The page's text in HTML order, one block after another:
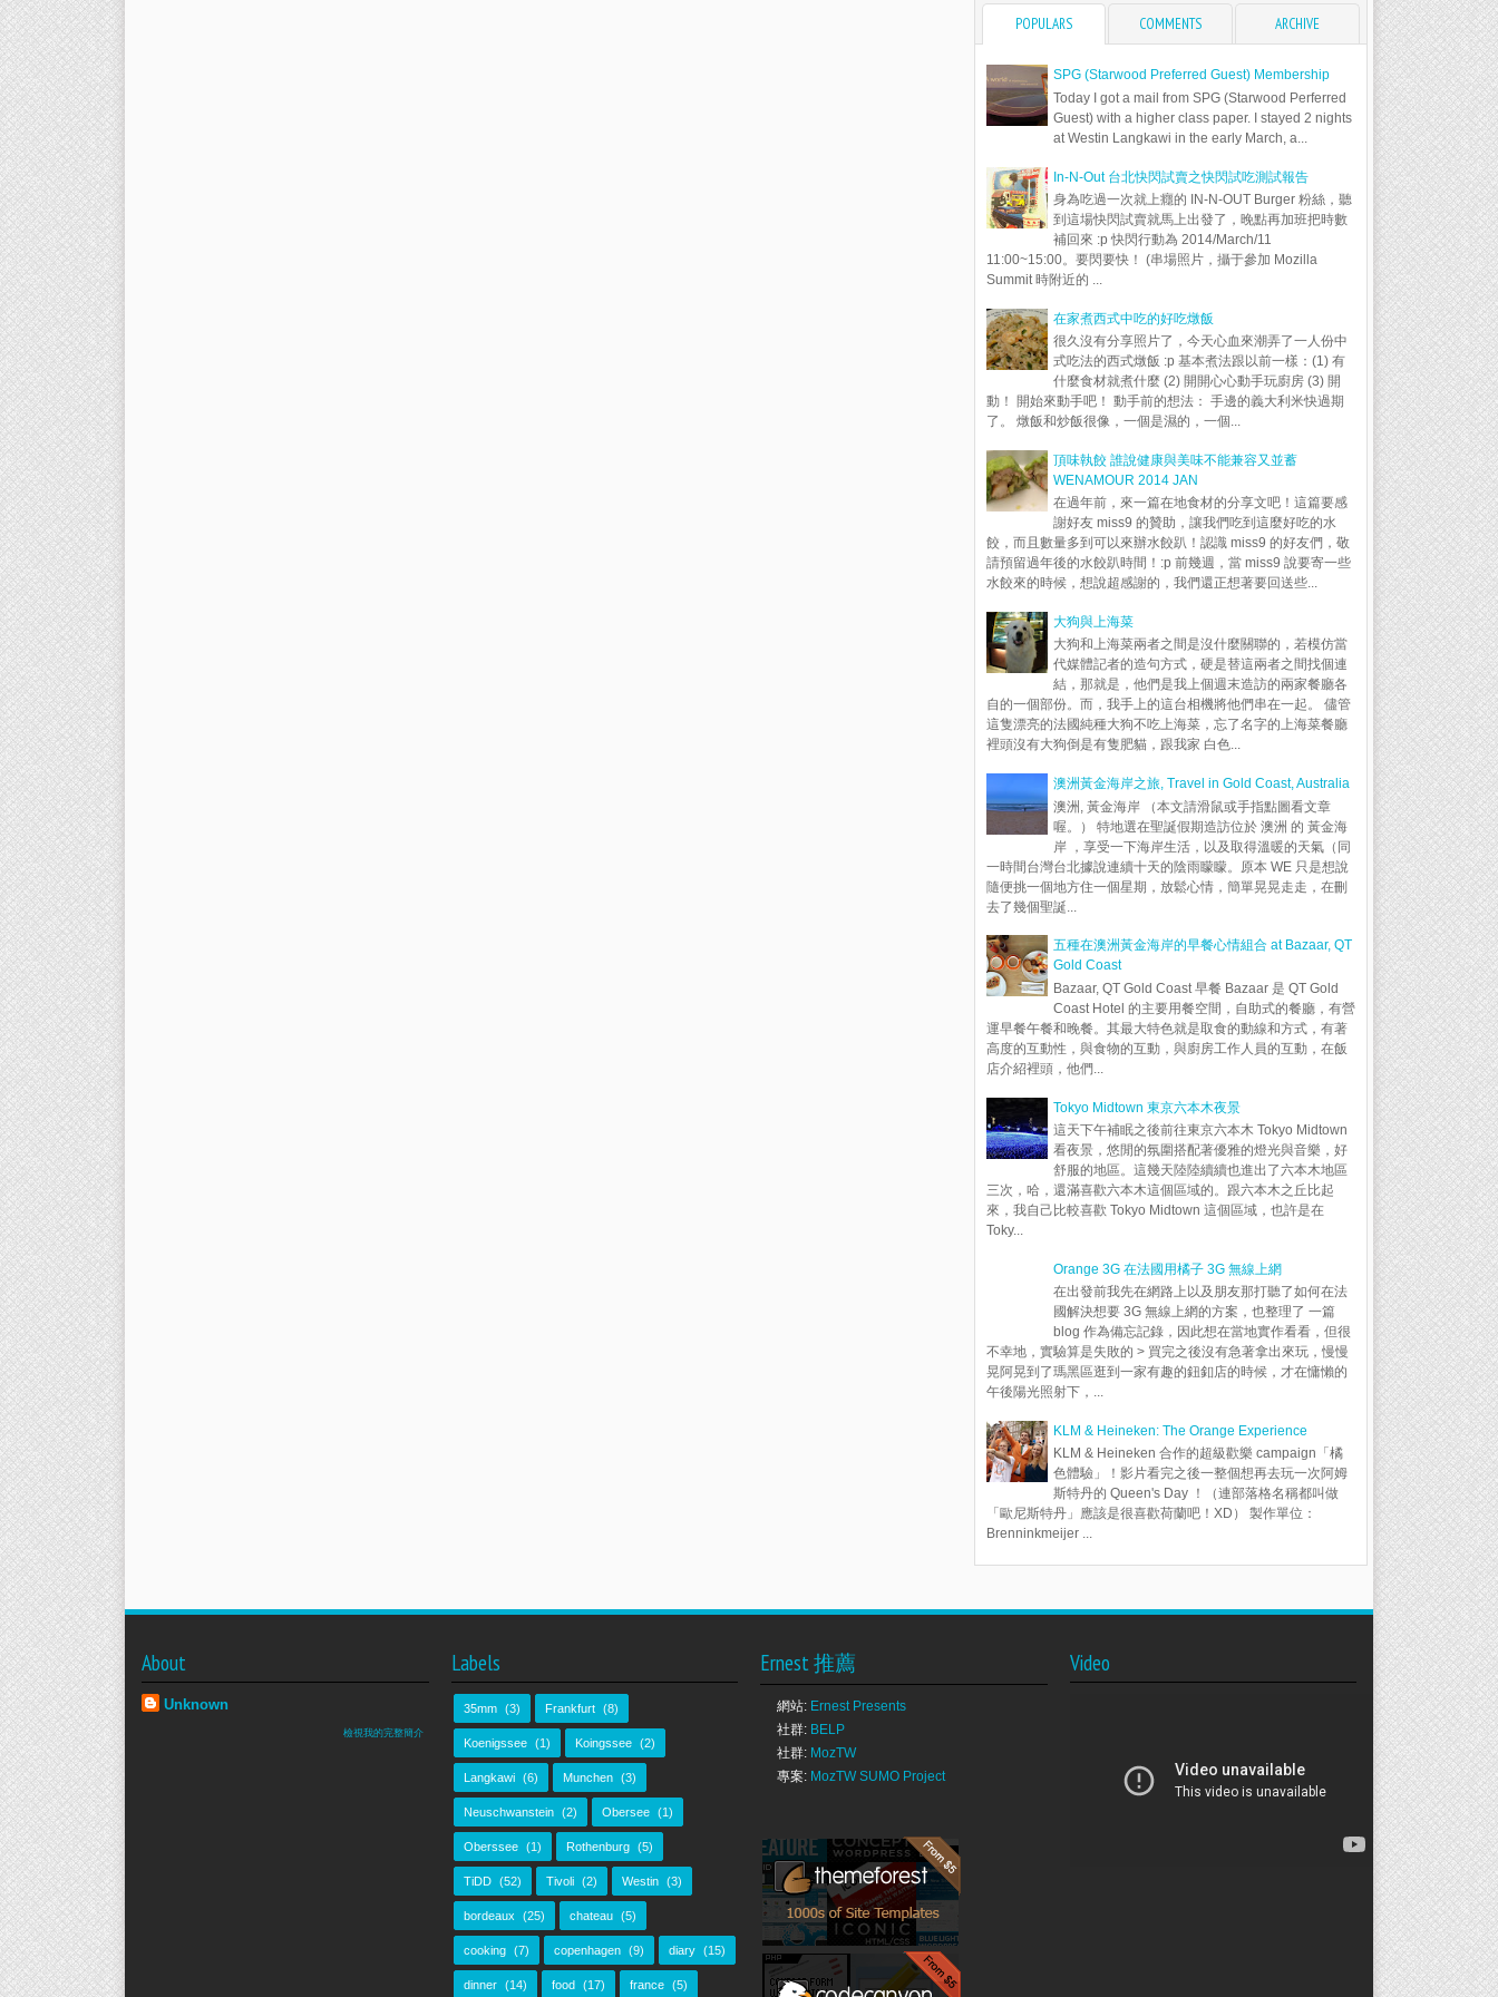
POPULARS COMMENTS ARCHIVE
SPG (Starwood Preferred Guest) Membership
Today I got a mail from SPG (Starwood Perferred
Guest) with a higher class paper. I stayed 2 nights
at Westin Langkawi in the early March, a...
In-N-Out 台北快閃試賣之快閃試吃測試報告
身為吃過一次就上癮的 IN-N-OUT Burger 粉絲，聽
到這場快閃試賣就馬上出發了，晚點再加班把時數
補回來 :p 快閃行動為 2014/March/11
11:00~15:00。要閃要快！ (串場照片，攝于參加 Mozilla
Summit 時附近的 ...
在家煮西式中吃的好吃燉飯
很久沒有分享照片了，今天心血來潮弄了一人份中
式吃法的西式燉飯 :p 基本煮法跟以前一樣：(1) 有
什麼食材就煮什麼 (2) 開開心心動手玩廚房 (3) 開
動！ 開始來動手吧！ 動手前的想法： 手邊的義大利米快過期
了。 燉飯和炒飯很像，一個是濕的，一個...
頂味執餃 誰說健康與美味不能兼容又並蓄
WENAMOUR 2014 JAN
在過年前，來一篇在地食材的分享文吧！這篇要感
謝好友 miss9 的贊助，讓我們吃到這麼好吃的水
餃，而且數量多到可以來辦水餃趴！認識 miss9 的好友們，敬
請預留過年後的水餃趴時間！:p 前幾週，當 miss9 說要寄一些
水餃來的時候，想說超感謝的，我們還正想著要回送些...
大狗與上海菜
大狗和上海菜兩者之間是沒什麼關聯的，若模仿當
代媒體記者的造句方式，硬是替這兩者之間找個連
結，那就是，他們是我上個週末造訪的兩家餐廳各
自的一個部份。而，我手上的這台相機將他們串在一起。 儘管
這隻漂亮的法國純種大狗不吃上海菜，忘了名字的上海菜餐廳
裡頭沒有大狗倒是有隻肥貓，跟我家 白色...
澳洲黃金海岸之旅, Travel in Gold Coast, Australia
澳洲, 黃金海岸 （本文請滑鼠或手指點圖看文章
喔。） 特地選在聖誕假期造訪位於 澳洲 的 黃金海
岸 ，享受一下海岸生活，以及取得溫暖的天氣（同
一時間台灣台北據說連續十天的陰雨矇矇。原本 WE 只是想說
隨便挑一個地方住一個星期，放鬆心情，簡單晃晃走走，在刪
去了幾個聖誕...
五種在澳洲黃金海岸的早餐心情組合 at Bazaar, QT
Gold Coast
Bazaar, QT Gold Coast 早餐 Bazaar 是 QT Gold
Coast Hotel 的主要用餐空間，自助式的餐廳，有營
運早餐午餐和晚餐。其最大特色就是取食的動線和方式，有著
高度的互動性，與食物的互動，與廚房工作人員的互動，在飯
店介紹裡頭，他們...
Tokyo Midtown 東京六本木夜景
這天下午補眠之後前往東京六本木 Tokyo Midtown
看夜景，悠閒的氛圍搭配著優雅的燈光與音樂，好
舒服的地區。這幾天陸陸續續也進出了六本木地區
三次，哈，還滿喜歡六本木這個區域的。跟六本木之丘比起
來，我自己比較喜歡 Tokyo Midtown 這個區域，也許是在
Toky...
Orange 3G 在法國用橘子 3G 無線上網
在出發前我先在網路上以及朋友那打聽了如何在法
國解決想要 3G 無線上網的方案，也整理了 一篇
blog 作為備忘記錄，因此想在當地實作看看，但很
不幸地，實驗算是失敗的 > 買完之後沒有急著拿出來玩，慢慢
晃阿晃到了瑪黑區逛到一家有趣的鈕釦店的時候，才在慵懶的
午後陽光照射下，...
KLM & Heineken: The Orange Experience
KLM & Heineken 合作的超級歡樂 campaign「橘
色體驗」！影片看完之後一整個想再去玩一次阿姆
斯特丹的 Queen's Day ！（連部落格名稱都叫做
「歐尼斯特丹」應該是很喜歡荷蘭吧！XD） 製作單位：
Brenninkmeijer ...
About
Unknown
檢視我的完整簡介
Labels
35mm (3) Frankfurt (8)
Koenigssee (1) Koingssee (2)
Langkawi (6) Munchen (3)
Neuschwanstein (2) Obersee (1)
Oberssee (1) Rothenburg (5)
TiDD (52) Tivoli (2) Westin (3)
bordeaux (25) chateau (5)
cooking (7) copenhagen (9) diary (15)
dinner (14) food (17) france (5)
Ernest 推薦
網站: Ernest Presents
社群: BELP
社群: MozTW
專案: MozTW SUMO Project
Video